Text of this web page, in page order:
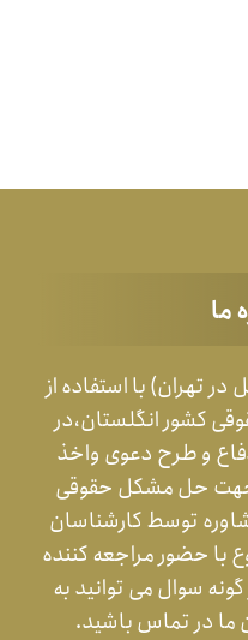
ما
تهران) با استفاده از
کشور انگلستان،در
و طرح دعوی واخذ
جهت حل مشکل حقوقی
توسط کارشناسان
با حضور مراجعه کننده
سوال می توانید به
ما در تماس باشید.